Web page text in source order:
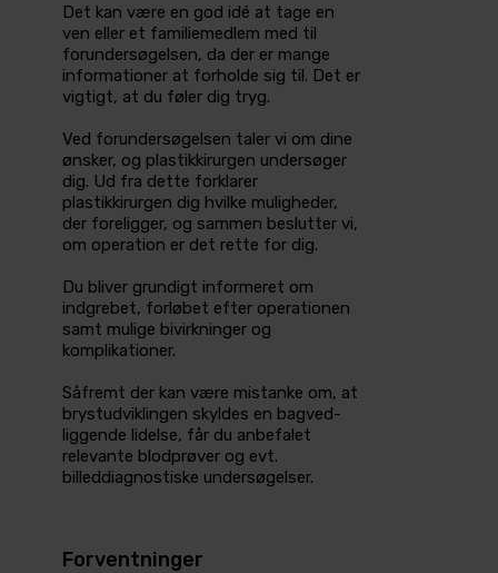
Det kan være en god idé at tage en
ven eller et familiemedlem med til
forundersøgelsen, da der er mange
informationer at forholde sig til. Det er
vigtigt, at du føler dig tryg.
Ved forundersøgelsen taler vi om dine
ønsker, og plastikkirurgen undersøger
dig. Ud fra dette forklarer
plastikkirurgen dig hvilke muligheder,
der foreligger, og sammen beslutter vi,
om operation er det rette for dig.
Du bliver grundigt informeret om
indgrebet­, forløbet efter operationen
samt mulige bivirkninger­ og
komplikationer.
Såfremt der kan være mistanke om, at
brystudviklingen skyldes en bagved­
liggende lidelse, får du anbefalet
relevante blodprøver og evt.
billeddiagnostiske undersøgelser.
Forventninger